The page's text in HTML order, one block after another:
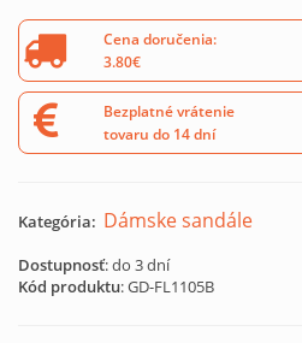
Cena doručenia:
3.80€
Bezplatné vrátenie
tovaru do 14 dní
Kategória: Dámske sandále
Dostupnosť: do 3 dní
Kód produktu:GD-FL1105B